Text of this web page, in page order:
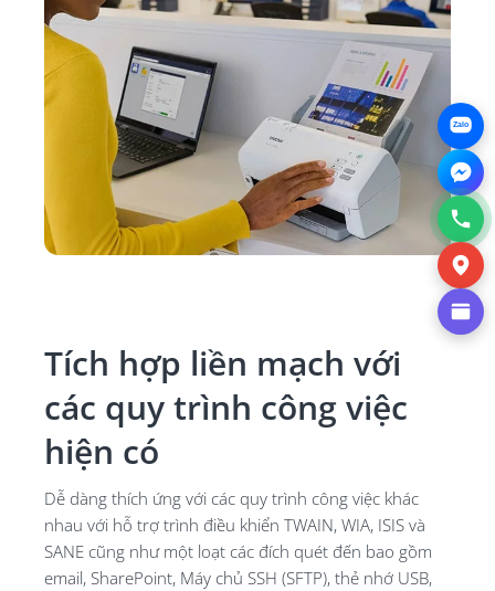
Tích hợp liền mạch với
các quy trình công việc
hiện có
Dễ dàng thích ứng với các quy trình công việc khác
nhau với hỗ trợ trình điều khiển TWAIN, WIA, ISIS và
SANE cũng như một loạt các đích quét đến bao gồm
email, SharePoint, Máy chủ SSH (SFTP), thẻ nhớ USB,
Zalo